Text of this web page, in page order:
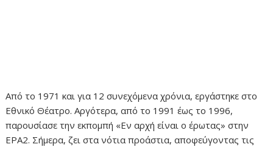
Από το 1971 και για 12 συνεχόμενα χρόνια, εργάστηκε στο
Εθνικό Θέατρο. Αργότερα, από το 1991 έως το 1996,
παρουσίασε την εκπομπή «Εν αρχή είναι ο έρωτας» στην
ΕΡΑ2. Σήμερα, ζει στα νότια προάστια, αποφεύγοντας τις